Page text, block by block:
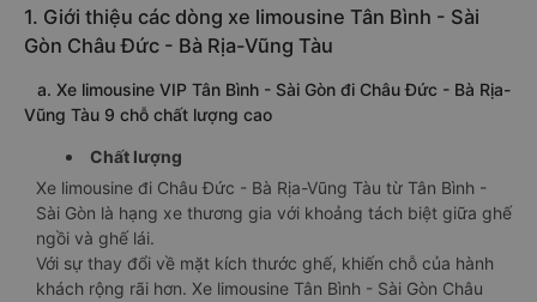
1. Giới thiệu các dòng xe limousine Tân Bình - Sài
Gòn Châu Đức - Bà Rịa-Vũng Tàu
a. Xe limousine VIP Tân Bình - Sài Gòn đi Châu Đức - Bà Rịa-
Vũng Tàu 9 chỗ chất lượng cao
Chất lượng
Xe limousine đi Châu Đức - Bà Rịa-Vũng Tàu từ Tân Bình -
Sài Gòn là hạng xe thương gia với khoảng tách biệt giữa ghế
ngồi và ghế lái.
Với sự thay đổi về mặt kích thước ghế, khiến chỗ của hành
khách rộng rãi hơn. Xe limousine Tân Bình - Sài Gòn Châu